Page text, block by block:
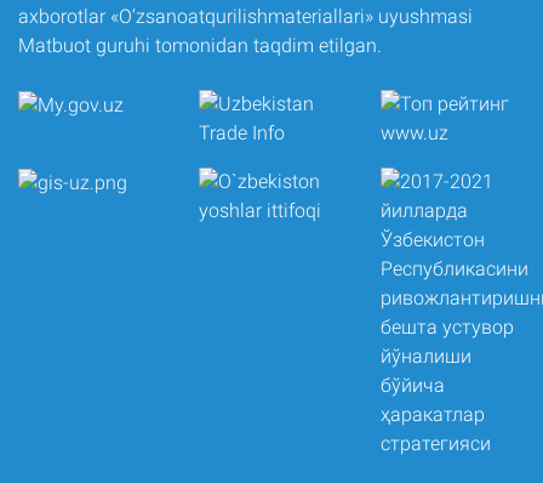
axborotlar «O‘zsanoatqurilishmateriallari» uyushmasi
Matbuot guruhi tomonidan taqdim etilgan.